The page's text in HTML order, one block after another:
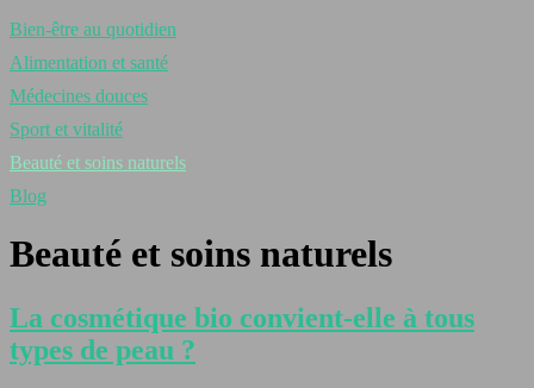
Bien-être au quotidien
Alimentation et santé
Médecines douces
Sport et vitalité
Beauté et soins naturels
Blog
Beauté et soins naturels
La cosmétique bio convient-elle à tous
types de peau ?